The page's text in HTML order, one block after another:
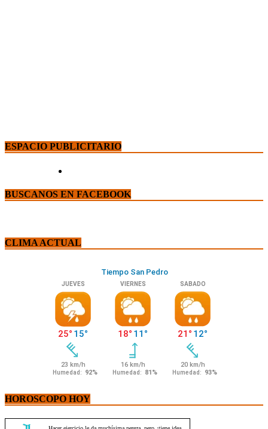
ESPACIO PUBLICITARIO
BUSCANOS EN FACEBOOK
CLIMA ACTUAL
HOROSCOPO HOY